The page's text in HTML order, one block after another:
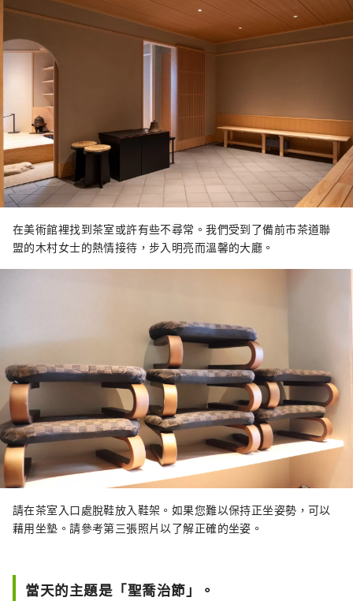
在美術館裡找到茶室或許有些不尋常。我們受到了備前市茶道聯
盟的木村女士的熱情接待，步入明亮而溫馨的大廳。
請在茶室入口處脫鞋放入鞋架。如果您難以保持正坐姿勢，可以
藉用坐墊。請參考第三張照片以了解正確的坐姿。
當天的主題是「聖喬治節」。